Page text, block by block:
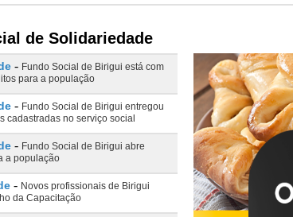
de Solidariedade
- Fundo Social de Birigui está com
para a população
- Fundo Social de Birigui entregou
cadastradas no serviço social
- Fundo Social de Birigui abre
a população
- Novos profissionais de Birigui
da Capacitação